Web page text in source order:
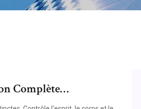
Complète…